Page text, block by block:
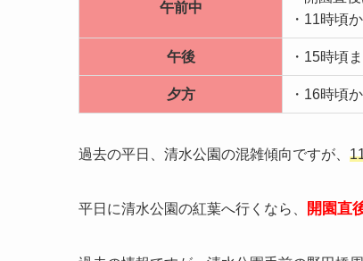
午前中
・11時頃
午後 ・15時頃
夕方 ・16時頃
過去の平日、清水公園の混雑傾向ですが、
平日に清水公園の紅葉へ行くなら、 開園直